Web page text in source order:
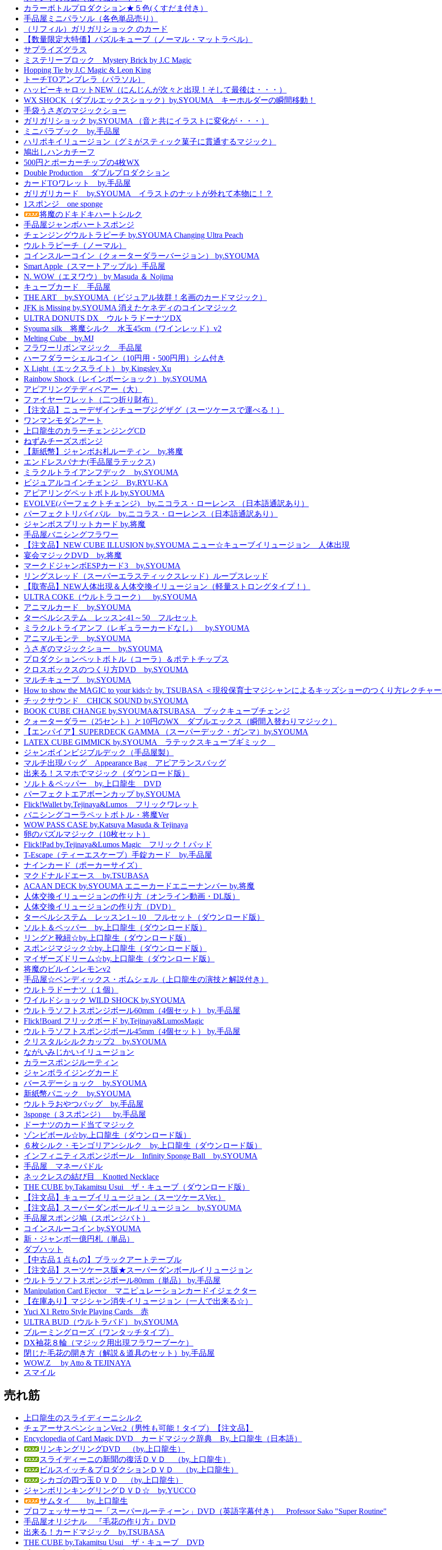
カラーボトルプロダクション★５色(くすだま付き）
手品屋ミニパラソル（各色単品売り）
（リフィル）ガリガリショック のカード
【数量限定大特価】パズルキューブ（ノーマル・マットラベル）
サプライズグラス
ミステリーブロック Mystery Brick by J.C Magic
Hopping Tie by J.C Magic & Leon King
トーチTOアンブレラ（パラソル）
ハッピーキャロットNEW（にんじんが次々と出現！そして最後は・・・）
WX SHOCK（ダブルエックスショック）by.SYOUMA キーホルダーの瞬間移動！
手袋うさぎのマジックショー
ガリガリショック by.SYOUMA （音と共にイラストに変化が・・・）
ミニパラブック by.手品屋
ハリポキイリュージョン（グミがスティック菓子に貫通するマジック）
鳩出しハンカチーフ
500円とポーカーチップの4枚WX
Double Production ダブルプロダクション
カードTOワレット by.手品屋
ガリガリカード by.SYOUMA イラストのナットが外れて本物に！？
1スポンジ one sponge
将魔のドキドキハートシルク
手品屋ジャンボハートスポンジ
チェンジングウルトラピーチ by.SYOUMA Changing Ultra Peach
ウルトラピーチ（ノーマル）
コインスルーコイン（クォーターダラーバージョン） by.SYOUMA
Smart Apple（スマートアップル）手品屋
N. WOW（エヌワウ） by Masuda ＆ Nojima
キューブカード 手品屋
THE ART by.SYOUMA（ビジュアル抜群！名画のカードマジック）
JFK is Missing by.SYOUMA 消えたケネディのコインマジック
ULTRA DONUTS DX ウルトラドーナツDX
Syouma silk 将魔シルク 水玉45cm（ワインレッド）v2
Melting Cube by.MJ
フラワーリボンマジック 手品屋
ハーフダラーシェルコイン（10円用・500円用）シム付き
X Light（エックスライト） by Kingsley Xu
Rainbow Shock（レインボーショック） by.SYOUMA
アピアリングテディベアー（大）
ファイヤーワレット（二つ折り財布）
【注文品】ニューデザインチューブジグザグ（スーツケースで運べる！）
ワンマンモダンアート
上口龍生のカラーチェンジングCD
ねずみチーズスポンジ
【新紙幣】ジャンボお札ルーティン by.将魔
エンドレスバナナ(手品屋ラテックス)
ミラクルトライアンフデック by.SYOUMA
ビジュアルコインチェンジ By.RYU-KA
アピアリングペットボトル by.SYOUMA
EVOLVE(パーフェクトチェンジ) by.ニコラス・ローレンス （日本語通訳あり）
パーフェクトリバイバル by.ニコラス・ローレンス（日本語通訳あり）
ジャンボスプリットカード by.将魔
手品屋バニシングフラワー
【注文品】NEW CUBE ILLUSION by.SYOUMA ニュー☆キューブイリュージョン 人体出現
宴会マジックDVD by.将魔
マークドジャンボESPカード3 by.SYOUMA
リングスレッド（スーパーエラスティックスレッド）ループスレッド
【取寄品】NEW人体出現＆人体交換イリュージョン（軽量ストロングタイプ！）
ULTRA COKE（ウルトラコーク） by.SYOUMA
アニマルカード by.SYOUMA
ターベルシステム レッスン41～50 フルセット
ミラクルトライアンフ（レギュラーカードなし） by.SYOUMA
アニマルモンテ by.SYOUMA
うさぎのマジックショー by.SYOUMA
プロダクションペットボトル（コーラ）＆ポテトチップス
クロスボックスのつくり方DVD by.SYOUMA
マルチキューブ by.SYOUMA
How to show the MAGIC to your kids☆ by. TSUBASA ＜現役保育士マジシャンによるキッズショーのつくり方レクチャ
チックサウンド CHICK SOUND by.SYOUMA
BOOK CUBE CHANGE by.SYOUMA&TSUBASA ブックキューブチェンジ
クォーターダラー（25セント）と10円のWX ダブルエックス（瞬間入替わりマジック）
【エンパイア】SUPERDECK GAMMA （スーパーデック・ガンマ）by.SYOUMA
LATEX CUBE GIMMICK by.SYOUMA ラテックスキューブギミック
ジャンボインビジブルデック（手品屋製）
マルチ出現バッグ Appearance Bag アピアランスバッグ
出来る！スマホでマジック（ダウンロード版）
ソルト＆ペッパー by.上口龍生 DVD
パーフェクトエアボーンカップ by.SYOUMA
Flick!Wallet by.Tejinaya&Lumos フリックワレット
バニシングコーラペットボトル・将魔Ver
WOW PASS CASE by.Katsuya Masuda & Tejinaya
卵のパズルマジック（10枚セット）
Flick!Pad by.Tejinaya&Lumos Magic フリック！パッド
T-Escape（ティーエスケープ）手錠カード by.手品屋
ナインカード（ポーカーサイズ）
マクドナルドエース by.TSUBASA
ACAAN DECK by.SYOUMA エニーカードエニーナンバー by.将魔
人体交換イリュージョンの作り方（オンライン動画・DL版）
人体交換イリュージョンの作り方（DVD）
ターベルシステム レッスン1～10 フルセット（ダウンロード版）
ソルト＆ペッパー by.上口龍生（ダウンロード版）
リングと靴紐☆by.上口龍生（ダウンロード版）
スポンジマジック☆by.上口龍生（ダウンロード版）
マイザーズドリーム☆by.上口龍生（ダウンロード版）
将魔のビルインレモンv2
手品屋☆ベンディックス・ボムシェル（上口龍生の演技と解説付き）
ウルトラドーナツ（１個）
ワイルドショック WILD SHOCK by.SYOUMA
ウルトラソフトスポンジボール60mm（4個セット） by.手品屋
Flick!Board フリックボード by.Tejinaya&LumosMagic
ウルトラソフトスポンジボール45mm（4個セット） by.手品屋
クリスタルシルクカップ2 by.SYOUMA
ながいみじかいイリュージョン
カラースポンジルーティン
ジャンボライジングカード
バースデーショック by.SYOUMA
新紙幣パニック by.SYOUMA
ウルトラおやつバッグ by.手品屋
3sponge（３スポンジ） by.手品屋
ドーナツのカード当てマジック
ゾンビボール☆by.上口龍生（ダウンロード版）
６枚シルク・モンゴリアンシルク by.上口龍生（ダウンロード版）
インフィニティスポンジボール Infinity Sponge Ball by.SYOUMA
手品屋 マネーパドル
ネックレスの結び目 Knotted Necklace
THE CUBE by.Takamitsu Usui ザ・キューブ（ダウンロード版）
【注文品】キューブイリュージョン（スーツケースVer.）
【注文品】スーパーダンボールイリュージョン by.SYOUMA
手品屋スポンジ鳩（スポンジバト）
コインスルーコイン by.SYOUMA
新・ジャンボ一億円札（単品）
ダブハット
【中古品１点もの】ブラックアートテーブル
【注文品】スーツケース版★スーパーダンボールイリュージョン
ウルトラソフトスポンジボール80mm（単品） by.手品屋
Manipulation Card Ejector マニピュレーションカードイジェクター
【在庫あり】マジシャン消失イリュージョン（一人で出来る☆）
Yuci X1 Retro Style Playing Cards 赤
ULTRA BUD（ウルトラバド） by.SYOUMA
ブルーミングローズ（ワンタッチタイプ）
DX袖花８輪（マジック用出現フラワーブーケ）
閉じた毛花の開き方（解説＆道具のセット）by.手品屋
WOW.Z by Atto & TEJINAYA
スマイル
売れ筋
上口龍生のスライディーニシルク
チェアーサスペンションVer.2（男性も可能！タイプ）【注文品】
Encyclopedia of Card Magic DVD カードマジック辞典 By.上口龍生（日本語）
リンキングリングDVD （by.上口龍生）
スライディーニの新聞の復活ＤＶＤ （by.上口龍生）
ビルスイッチ＆プロダクションＤＶＤ （by.上口龍生）
シカゴの四つ玉ＤＶＤ （by.上口龍生）
ジャンボリンキングリングＤＶＤ☆ by.YUCCO
サムタイ by.上口龍生
プロフェッサーサコー「スーパールーティーン」DVD（英語字幕付き） Professor Sako "Super Routine"
手品屋オリジナル 『毛花の作り方』DVD
出来る！カードマジック by.TSUBASA
THE CUBE by.Takamitsu Usui ザ・キューブ DVD